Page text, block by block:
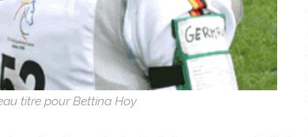
titre pour Bettina Hoy